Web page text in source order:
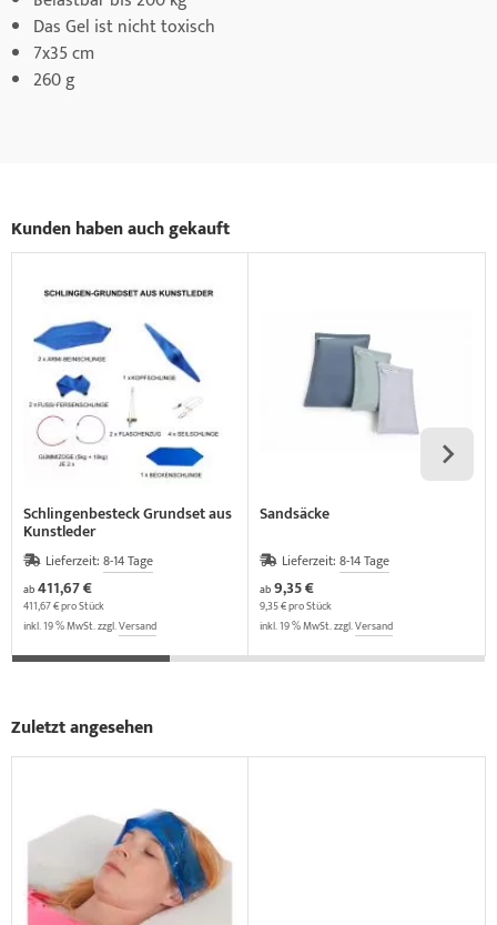
Das Gel ist nicht toxisch
7x35 cm
260 g
Kunden haben auch gekauft
Schlingenbesteck Grundset aus
Kunstleder
Lieferzeit: 8-14 Tage
ab411,67 €
411,67 € pro Stück
inkl. 19 % MwSt. zzgl.Versand
Sandsäcke
Lieferzeit: 8-14 Tage
ab9,35 €
9,35 € pro Stück
inkl. 19 % MwSt. zzgl.Versand
Zuletzt angesehen